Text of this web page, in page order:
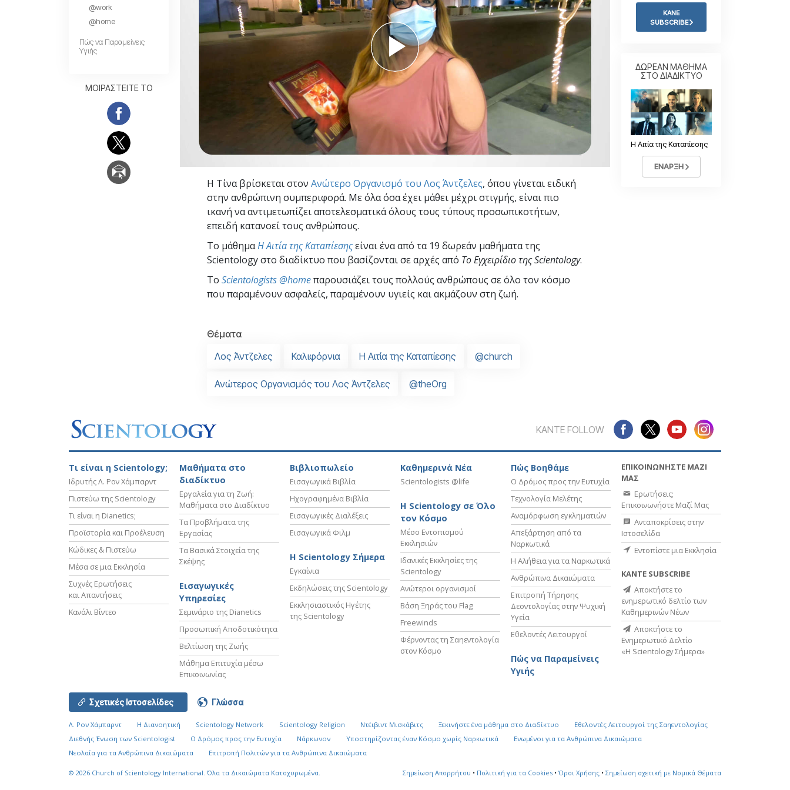
Αγάπη και Μίσος –
Tι είναι η Μεγαλοσύνη;
Σαηεντολογίας
Συναισθημάτων
Φάρμακα και Ναρκωτικά:
Εργαλεία για τον Χώρο Εργασίας
Ηθική και Καταστάσεις Ηθικής
Η Αιτία της Καταπίεσης
Διερευνήσεις
Τα Βασικά Στοιχεία της Οργάνωσης
Η Τίνα βρίσκεται στον Ανώτερο Οργανισμό του Λος Άντζελες, όπου γίνεται ειδική
στην ανθρώπινη συμπεριφορά. Με όλα όσα έχει μάθει μέχρι στιγμής, είναι πιο
ικανή να αντιμετωπίζει αποτελεσματικά όλους τους τύπους προσωπικοτήτων,
επειδή κατανοεί τους ανθρώπους.
Το μάθημαΗ Αιτία της Καταπίεσηςείναι ένα από τα 19 δωρεάν μαθήματα της
Scientology στο διαδίκτυο που βασίζονται σε αρχές από Το Εγχειρίδιο της Scientology.
To Scientologists @homeπαρουσιάζει τους πολλούς ανθρώπους σε όλο τον κόσμο
που παραμένουν ασφαλείς, παραμένουν υγιείς και ακμάζουν στη ζωή.
Θέματα
Λος Άντζελες
Καλιφόρνια Η Αιτία της Καταπίεσης @church
Ανώτερος Οργανισμός του Λος Άντζελες @theOrg
@work
@home
Πώς να Παραμείνεις
Υγιής
ΜΟΙΡΑΣΤΕΙΤΕ ΤΟ
ΚΑΝΕ
SUBSCRIBE
ΔΩΡΕΑΝ ΜΑΘΗΜΑ
ΣΤΟ ΔΙΑΔΙΚΤΥΟ
Η Αιτία της Καταπίεσης
ΕΝΑΡΞΗ
ΚΑΝΤΕ FOLLOW
Τι είναι η Scientology;
Ιδρυτής Λ. Ρον Χάμπαρντ
Πιστεύω της Scientology
Τι είναι η Dianetics;
Προϊστορία και Προέλευση
Κώδικες & Πιστεύω
Μέσα σε μια Εκκλησία
Συχνές Ερωτήσεις
και Απαντήσεις
Κανάλι Βίντεο
Μαθήματα στο
διαδίκτυο
Εργαλεία για τη Ζωή:
Μαθήματα στο Διαδίκτυο
Τα Προβλήματα της
Εργασίας
Τα Βασικά Στοιχεία της
Σκέψης
Εισαγωγικές
Υπηρεσίες
Σεμινάριο της Dianetics
Προσωπική Αποδοτικότητα
Βελτίωση της Ζωής
Μάθημα Επιτυχία μέσω
Επικοινωνίας
Βιβλιοπωλείο
Εισαγωγικά Βιβλία
Ηχογραφημένα Βιβλία
Εισαγωγικές Διαλέξεις
Εισαγωγικά Φιλμ
Η Scientology Σήμερα
Εγκαίνια
Εκδηλώσεις της Scientology
Εκκλησιαστικός Ηγέτης
της Scientology
Καθημερινά Νέα
Scientologists @life
Η Scientology σε Όλο
τον Κόσμο
Μέσο Εντοπισμού
Εκκλησιών
Ιδανικές Εκκλησίες της
Scientology
Ανώτεροι οργανισμοί
Βάση Ξηράς του Flag
Freewinds
Φέρνοντας τη Σαηεντολογία
στον Κόσμο
Πώς Βοηθάμε
Ο Δρόμος προς την Ευτυχία
Τεχνολογία Μελέτης
Αναμόρφωση εγκληματιών
Απεξάρτηση από τα
Ναρκωτικά
Η Αλήθεια για τα Ναρκωτικά
Ανθρώπινα Δικαιώματα
Επιτροπή Τήρησης
Δεοντολογίας στην Ψυχική
Υγεία
Εθελοντές Λειτουργοί
Πώς να Παραμείνεις
Υγιής
ΕΠΙΚΟΙΝΩΝΗΣΤΕ ΜΑΖΙ
ΜΑΣ
Ερωτήσεις;
Επικοινωνήστε Μαζί Μας
Ανταποκρίσεις στην
Ιστοσελίδα
Εντοπίστε μια Εκκλησία
ΚΑΝΤΕ SUBSCRIBE
Αποκτήστε το
ενημερωτικό δελτίο των
Καθημερινών Νέων
Αποκτήστε το
Ενημερωτικό Δελτίο
«Η Scientology Σήμερα»
Σχετικές Ιστοσελίδες Γλώσσα
Λ. Ρον Χάμπαρντ Η Διανοητική Scientology Network Scientology Religion Ντέιβιντ Μισκάβιτς Ξεκινήστε ένα μάθημα στο Διαδίκτυο
Εθελοντές Λειτουργοί της Σαηεντολογίας
Διεθνής Ένωση των Scientologist
Ο Δρόμος προς την Ευτυχία Νάρκωνον Υποστηρίζοντας έναν Κόσμο χωρίς Ναρκωτικά
Ενωµένοι για τα Ανθρώπινα Δικαιώµατα
Νεολαία για τα Ανθρώπινα Δικαιώματα
Επιτροπή Πολιτών για τα Ανθρώπινα Δικαιώματα
© 2026 Church of Scientology International. Όλα τα Δικαιώματα Κατοχυρωμένα. Σημείωση Απορρήτου • Πολιτική για τα Cookies • Όροι Χρήσης • Σημείωση σχετική με Νομικά Θέματα